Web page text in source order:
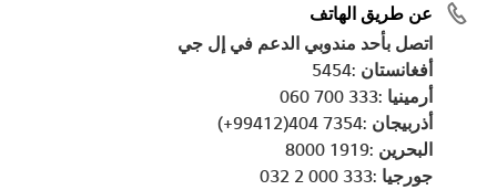
عن طريق الهاتف
اتصل بأحد مندوبي الدعم في إل جي
أفغانستان :5454
أرمينيا :333 700 060
أذربيجان :7354 404(99412+)
البحرين :1919 8000
جورجيا :333 000 2 032